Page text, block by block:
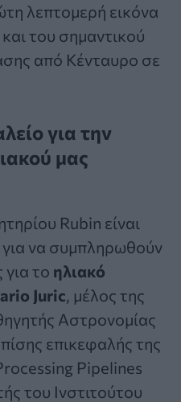
λεπτομερή εικόνα
του σημαντικού
από Κένταυρο σε
για την
μας
Rubin είναι
για να συμπληρωθούν
το ηλιακό
Juric, μέλος της
Αστρονομίας
επικεφαλής της
Pipelines
του Ινστιτούτου